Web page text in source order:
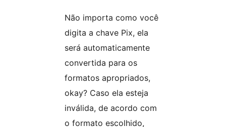
Não importa como você
digita a chave Pix, ela
será automaticamente
convertida para os
formatos apropriados,
okay? Caso ela esteja
inválida, de acordo com
o formato escolhido,